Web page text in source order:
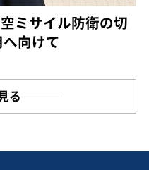
ミサイル防衛の切
向けて
る